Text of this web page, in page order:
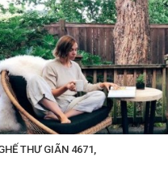
THƯ GIÃN 4671,